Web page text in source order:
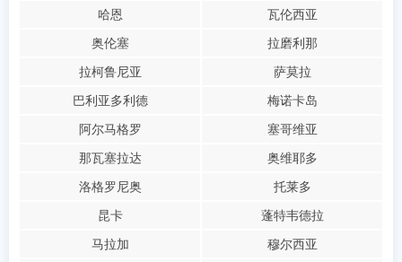
哈恩
瓦伦西亚
奥伦塞
拉磨利那
拉柯鲁尼亚
萨莫拉
巴利亚多利德
梅诺卡岛
阿尔马格罗
塞哥维亚
那瓦塞拉达
奥维耶多
洛格罗尼奥
托莱多
昆卡
蓬特韦德拉
马拉加
穆尔西亚